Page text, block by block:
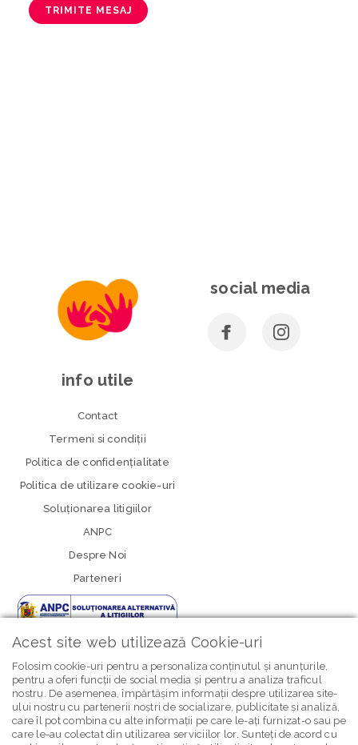
TRIMITE MESAJ
social media
info utile
Contact
Termeni si condiţii
Politica de confidenţialitate
Politica de utilizare cookie-uri
Soluționarea litigiilor
ANPC
Despre Noi
Parteneri
newsletter Bebe Brands
Acest site web utilizează Cookie-uri
Folosim cookie-uri pentru a personaliza conținutul și anunțurile,
pentru a oferi funcții de social media și pentru a analiza traficul
nostru. De asemenea, împărtășim informații despre utilizarea site-
ului nostru cu partenerii noștri de socializare, publicitate și analiză,
care îl pot combina cu alte informații pe care le-ați furnizat-o sau pe
care le-au colectat din utilizarea serviciilor lor. Sunteți de acord cu